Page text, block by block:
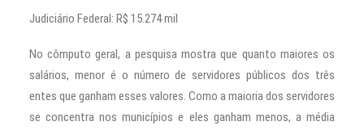
Judiciário Federal: R$ 15.274 mil
No cômputo geral, a pesquisa mostra que quanto maiores os
salários, menor é o número de servidores públicos dos três
entes que ganham esses valores. Como a maioria dos servidores
se concentra nos municípios e eles ganham menos, a média